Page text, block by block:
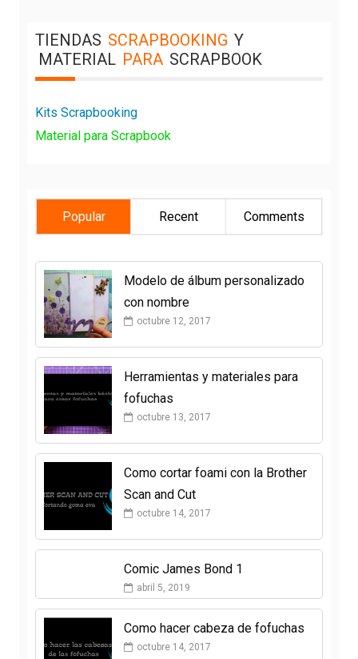
TIENDAS SCRAPBOOKING Y
MATERIAL PARA SCRAPBOOK
Kits Scrapbooking
Material para Scrapbook
Popular Recent Comments
Modelo de álbum personalizado
con nombre
octubre 12, 2017
Herramientas y materiales para
fofuchas
octubre 13, 2017
Como cortar foami con la Brother
Scan and Cut
octubre 14, 2017
Comic James Bond 1
abril 5, 2019
Como hacer cabeza de fofuchas
octubre 14, 2017